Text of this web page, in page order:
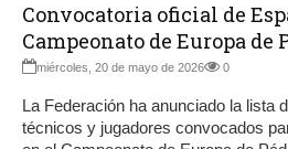
Convocatoria oficial de
Campeonato de Europa de
miércoles, 20 de mayo de 2026 0
La Federación ha anunciado la lista
técnicos y jugadores convocados